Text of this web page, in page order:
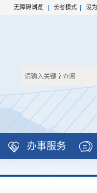
无障碍浏览 长者模式 设
办事服务